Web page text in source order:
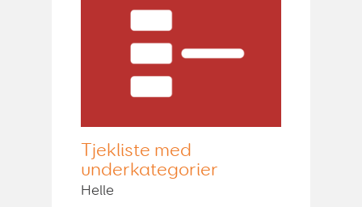
Tjekliste med
underkategorier
Helle